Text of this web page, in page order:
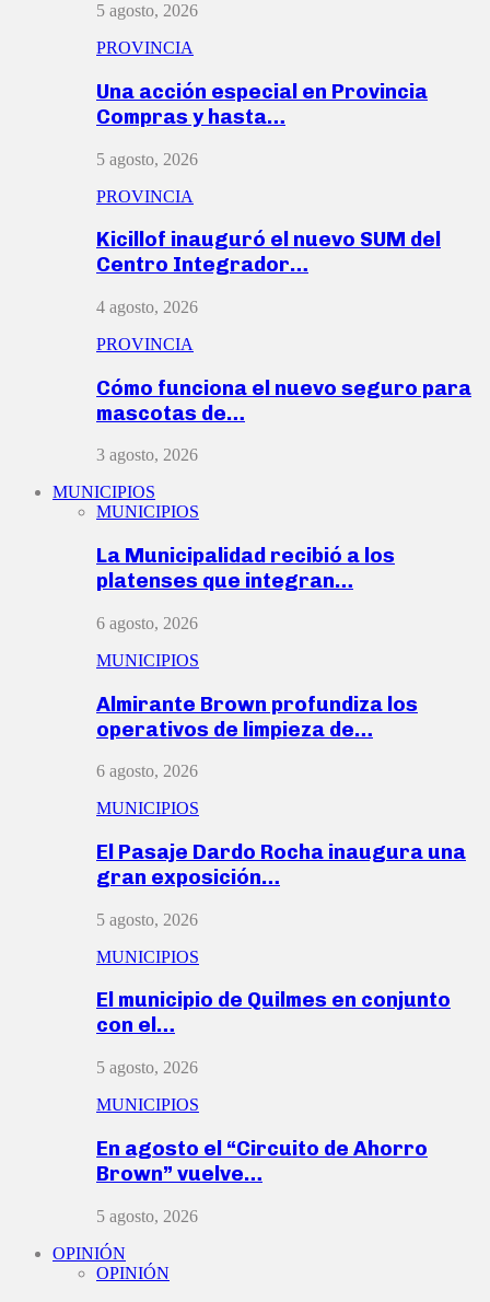
5 agosto, 2026
PROVINCIA
Una acción especial en Provincia
Compras y hasta…
5 agosto, 2026
PROVINCIA
Kicillof inauguró el nuevo SUM del
Centro Integrador…
4 agosto, 2026
PROVINCIA
Cómo funciona el nuevo seguro para
mascotas de…
3 agosto, 2026
MUNICIPIOS
MUNICIPIOS
La Municipalidad recibió a los
platenses que integran…
6 agosto, 2026
MUNICIPIOS
Almirante Brown profundiza los
operativos de limpieza de…
6 agosto, 2026
MUNICIPIOS
El Pasaje Dardo Rocha inaugura una
gran exposición…
5 agosto, 2026
MUNICIPIOS
El municipio de Quilmes en conjunto
con el…
5 agosto, 2026
MUNICIPIOS
En agosto el “Circuito de Ahorro
Brown” vuelve…
5 agosto, 2026
OPINIÓN
OPINIÓN